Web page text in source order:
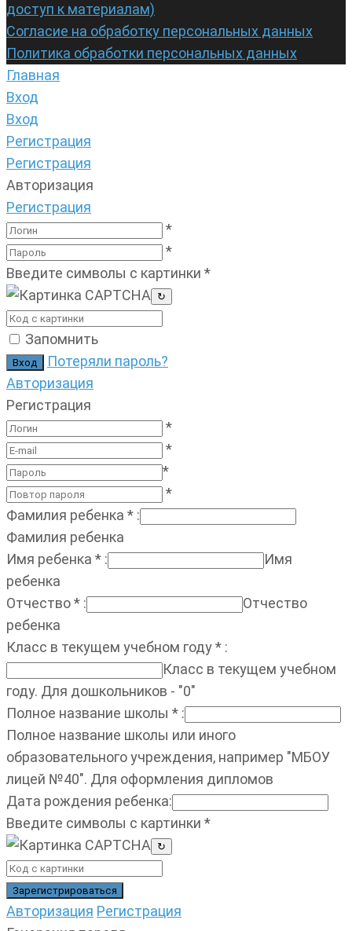
доступ к материалам)
Согласие на обработку персональных данных
Политика обработки персональных данных
Главная
Вход
Вход
Регистрация
Регистрация
Авторизация
Регистрация
*
*
Введите символы с картинки *
↻
Запомнить
Потеряли пароль?
Авторизация
Регистрация
*
*
*
*
Фамилия ребенка * :
Фамилия ребенка
Имя ребенка * :
Имя
ребенка
Отчество* :
Отчество
ребенка
Класс в текущем учебном году* :
Класс в текущем учебном
году. Для дошкольников - "0"
Полное название школы * :
Полное название школы или иного
образовательного учреждения, например "МБОУ
лицей №40". Для оформления дипломов
Дата рождения ребенка:
Введите символы с картинки *
↻
Авторизация Регистрация